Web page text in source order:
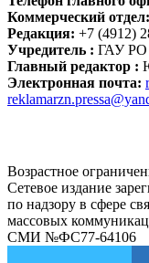
Коммерческий отдел:
Редакция: +7 (4912)
Учредитель : ГАУ РО
Главный редактор :
Электронная почта:
Возрастное
Сетевое издание
по надзору в сфере
массовых
СМИ №ФС77-64106